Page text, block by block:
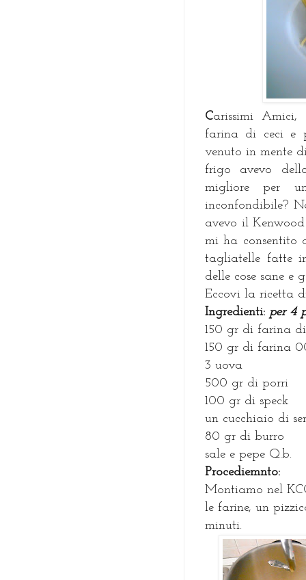
Carissimi
farina di ceci e
venuto in mente
frigo avevo
migliore per
inconfondibile?
avevo il
mi ha consentito
tagliatelle fatte
delle cose sane e
Eccovi la ricetta
Ingredienti: per 4
150 gr di farina
150 gr di farina
3 uova
500 gr di porri
100 gr di speck
un cucchiaio di
80 gr di burro
sale e pepe Q.b.
Procediemnto:
Montiamo nel
le farine, un
minuti.